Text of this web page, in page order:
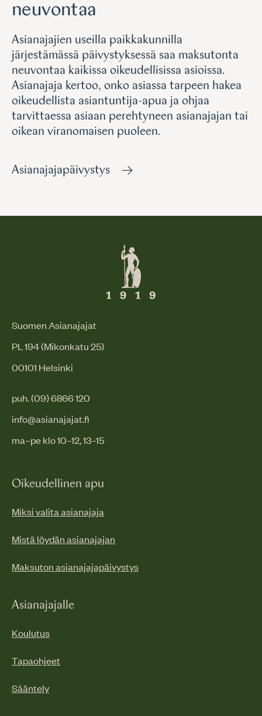
neuvontaa
Asianajajien useilla paikkakunnilla
järjestämässä päivystyksessä saa maksutonta
neuvontaa kaikissa oikeudellisissa asioissa.
Asianajaja kertoo, onko asiassa tarpeen hakea
oikeudellista asiantuntija-apua ja ohjaa
tarvittaessa asiaan perehtyneen asianajajan tai
oikean viranomaisen puoleen.
Asianajajapäivystys
Suomen Asianajajat
PL 194 (Mikonkatu 25)
00101 Helsinki
puh. (09) 6866 120
info@asianajajat.fi
ma–pe klo 10–12, 13–15
Oikeudellinen apu
Miksi valita asianajaja
Mistä löydän asianajajan
Maksuton asianajajapäivystys
Asianajajalle
Koulutus
Tapaohjeet
Sääntely